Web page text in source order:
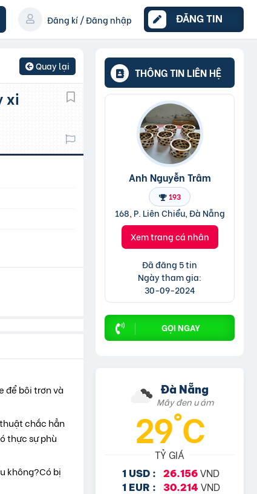
Đăng kí / Đăng nhập ĐĂNG TIN
Quay lại
để bôi trơn và
chắc hẳn
thực sự phù
không?Có bị
THÔNG TIN LIÊN HỆ
Anh Nguyễn Trâm
193
168, P. Liên Chiểu, Đà Nẵng
Xem trang cá nhân
Đã đăng 5 tin
Ngày tham gia:
30-09-2024
GỌI NGAY
Đà Nẵng
Mây đen u ám
29°C
TỶ GIÁ
1 USD : 26.156 VND
1 EUR : 30.214 VND